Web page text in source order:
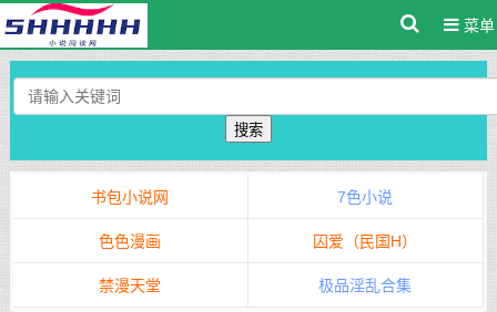
菜单
搜索
书包小说网 7色小说
色色漫画 囚爱（民国H）
禁漫天堂 极品淫乱合集